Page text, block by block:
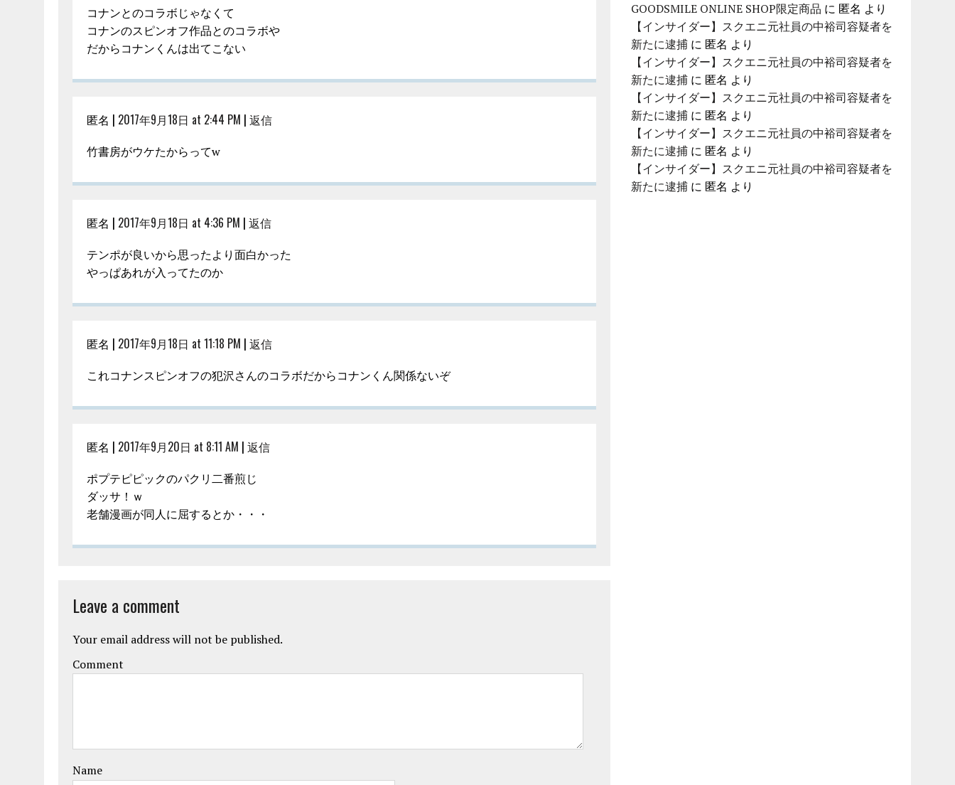
コナンとのコラボじゃなくて
コナンのスピンオフ作品とのコラボや
だからコナンくんは出てこない
匿名 | 2017年9月18日 at 2:44 PM | 返信
竹書房がウケたからってw
匿名 | 2017年9月18日 at 4:36 PM | 返信
テンポが良いから思ったより面白かった
やっぱあれが入ってたのか
匿名 | 2017年9月18日 at 11:18 PM | 返信
これコナンスピンオフの犯沢さんのコラボだからコナンくん関係ないぞ
匿名 | 2017年9月20日 at 8:11 AM | 返信
ポプテピピックのパクリ二番煎じ
ダッサ！ｗ
老舗漫画が同人に屈するとか・・・
Leave a comment
Your email address will not be published.
Comment
Name
GOODSMILE ONLINE SHOP限定商品 に 匿名 より
【インサイダー】スクエニ元社員の中裕司容疑者を
新たに逮捕 に 匿名 より
【インサイダー】スクエニ元社員の中裕司容疑者を
新たに逮捕 に 匿名 より
【インサイダー】スクエニ元社員の中裕司容疑者を
新たに逮捕 に 匿名 より
【インサイダー】スクエニ元社員の中裕司容疑者を
新たに逮捕 に 匿名 より
【インサイダー】スクエニ元社員の中裕司容疑者を
新たに逮捕 に 匿名 より